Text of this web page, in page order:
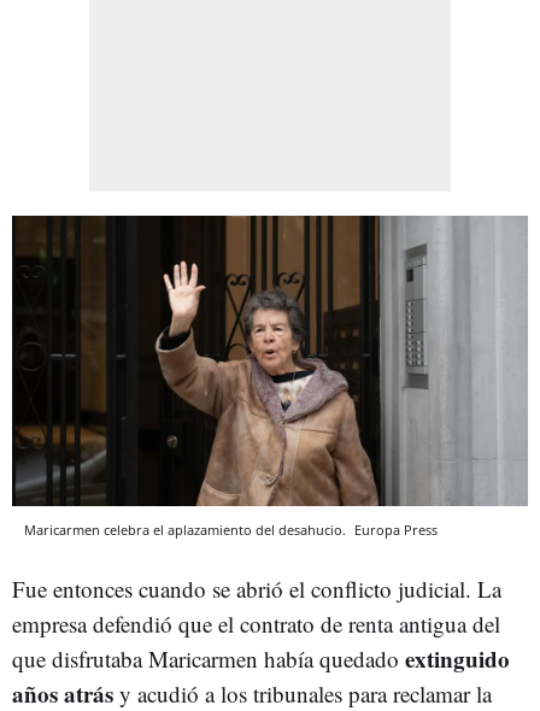
Maricarmen celebra el aplazamiento del desahucio. Europa Press
Fue entonces cuando se abrió el conflicto judicial. La
empresa defendió que el contrato de renta antigua del
que disfrutaba Maricarmen había quedado extinguido
años atrás y acudió a los tribunales para reclamar la